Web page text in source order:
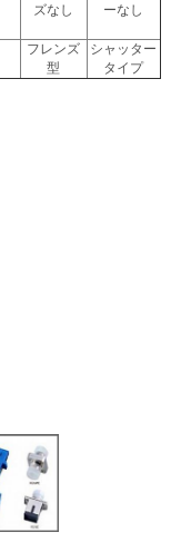
ズなし ーなし
フレンズ
型
シャッター
タイプ